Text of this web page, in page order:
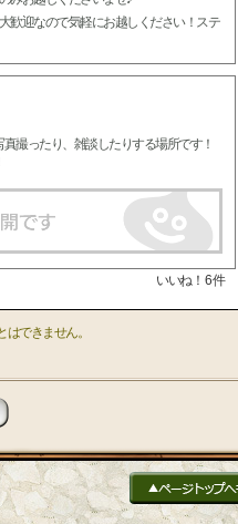
歓迎なので気軽にお越しください！ステ
撮ったり、雑談したりする場所です！
いいね！ 6件
できません。